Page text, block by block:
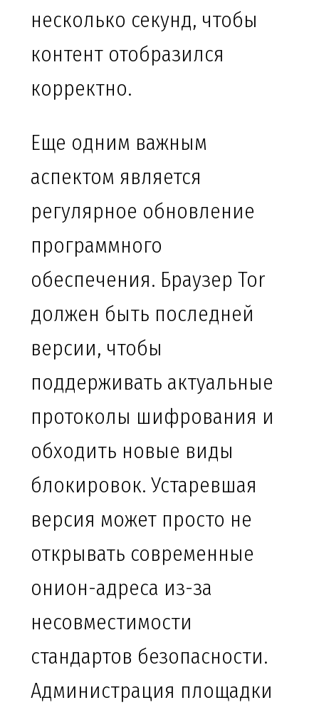
несколько секунд, чтобы
контент отобразился
корректно.
Еще одним важным
аспектом является
регулярное обновление
программного
обеспечения. Браузер Tor
должен быть последней
версии, чтобы
поддерживать актуальные
протоколы шифрования и
обходить новые виды
блокировок. Устаревшая
версия может просто не
открывать современные
онион-адреса из-за
несовместимости
стандартов безопасности.
Администрация площадки